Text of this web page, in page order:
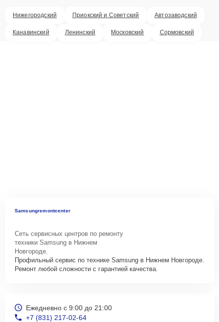
Нижегородский Приокский и Советский Автозаводский
Канавинский Ленинский Московский Сормовский
Samsungremontcenter
Сеть сервисных центров по ремонту
техники Samsung в Нижнем
Новгороде.
Профильный сервис по технике Samsung в Нижнем Новгороде.
Ремонт любой сложности с гарантией качества.
Ежедневно с 9:00 до 21:00
+7 (831) 217-02-64